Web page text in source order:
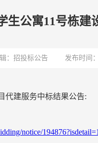
生公寓11号栋建
：招投标公告 发布时间
代建服务中标结果公告:
notice/